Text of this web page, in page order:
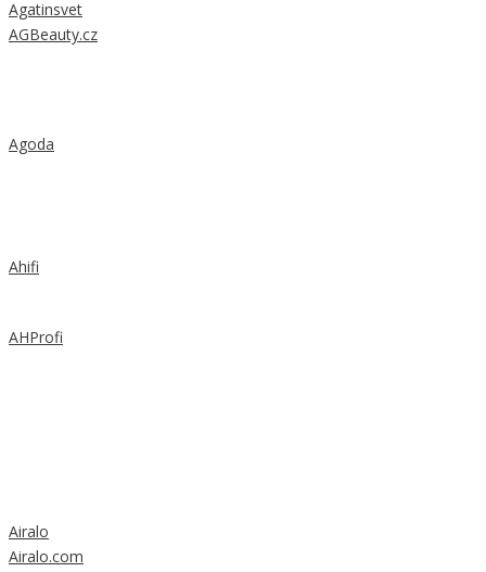
Agatinsvet
AGBeauty.cz
Agoda
Ahifi
AHProfi
Airalo
Airalo.com